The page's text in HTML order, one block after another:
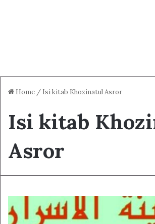
Home / Isi kitab Khozinatul Asror
Isi kitab
Asror